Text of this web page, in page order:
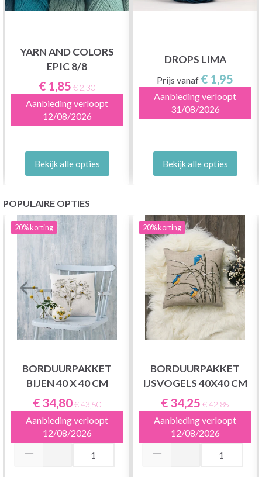
YARN AND COLORS
EPIC 8/8
€ 1,85 € 2,30
Aanbieding verloopt
12/08/2026
Bekijk alle opties
DROPS LIMA
Prijs vanaf € 1,95
Aanbieding verloopt
31/08/2026
Bekijk alle opties
POPULAIRE OPTIES
20%korting
BORDUURPAKKET
BIJEN 40 X 40 CM
€ 34,80€ 43,50
Aanbieding verloopt
12/08/2026
20%korting
BORDUURPAKKET
IJSVOGELS 40X40 CM
€ 34,25 € 42,85
Aanbieding verloopt
12/08/2026